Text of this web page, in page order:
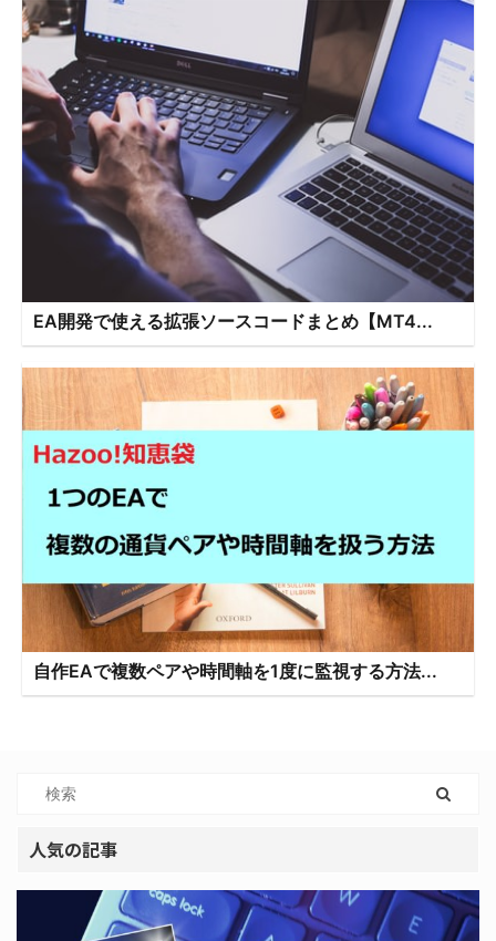
EA開発で使える拡張ソースコードまとめ【MT4...
自作EAで複数ペアや時間軸を1度に監視する方法...
人気の記事